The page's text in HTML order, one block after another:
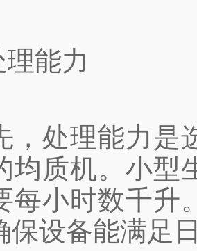
能力
理能力是选
均质机。小型
每小时数千升
保设备能满足